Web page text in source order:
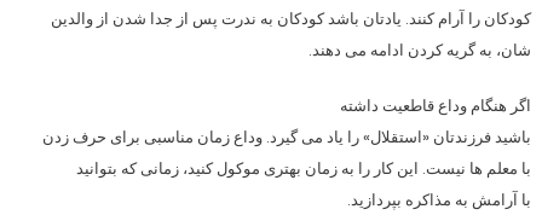
كودكان را آرام كنند. یادتان باشد كودكان به ندرت پس از جدا شدن از والدین
شان، به گریه كردن ادامه می دهند.
اگر هنگام وداع قاطعیت داشته
باشید فرزندتان «استقلال» را یاد می گیرد. وداع زمان مناسبی برای حرف زدن
با معلم ها نیست. این كار را به زمان بهتری موكول كنید، زمانی كه بتوانید
با آرامش به مذاكره بپردازید.